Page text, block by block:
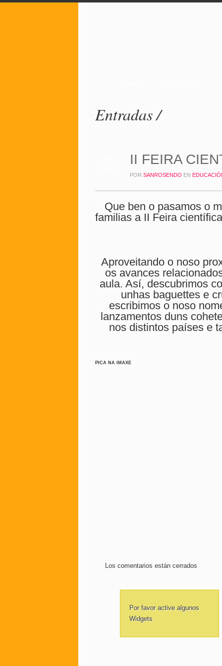
Entradas /
II FEIRA
POR SANROSENDO EN
Que ben o pasamos o
familias a II Feira
Aproveitando o noso
os avances
aula. Así, descubrimos
unhas baguettes e
escribimos o noso
lanzamentos duns
nos distintos países e
PICA NA IMAXE
Los comentarios están cerrados
Por favor active algunos
Widgets